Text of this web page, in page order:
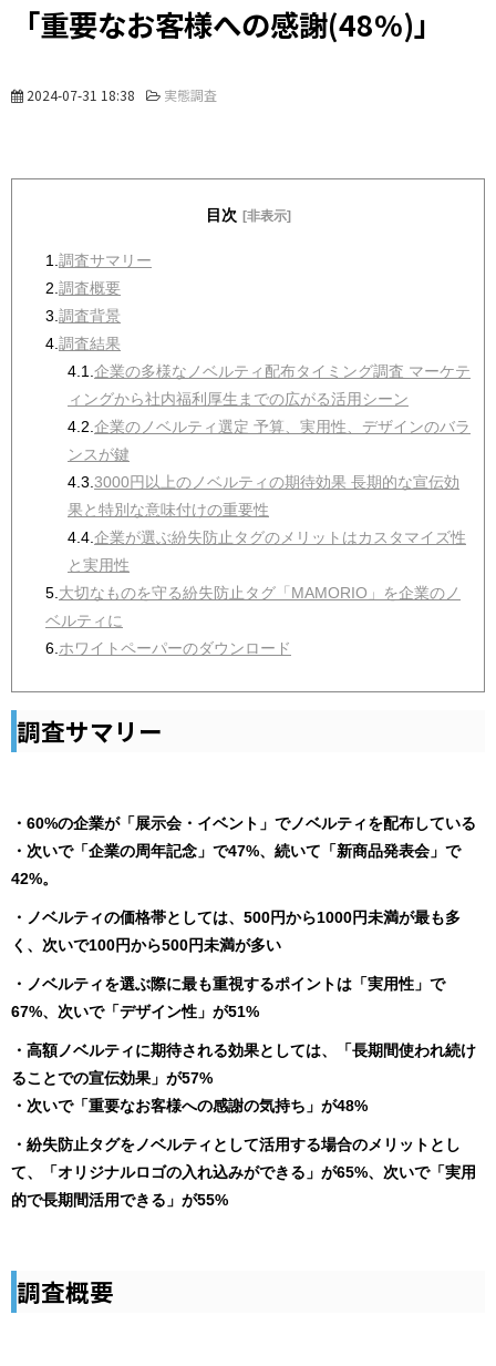
「重要なお客様への感謝(48%)」
2024-07-31 18:38 実態調査
目次 [非表示]
1. 調査サマリー
2. 調査概要
3. 調査背景
4. 調査結果
4.1. 企業の多様なノベルティ配布タイミング調査 マーケテ
ィングから社内福利厚生までの広がる活用シーン
4.2. 企業のノベルティ選定 予算、実用性、デザインのバラ
ンスが鍵
4.3. 3000円以上のノベルティの期待効果 長期的な宣伝効
果と特別な意味付けの重要性
4.4. 企業が選ぶ紛失防止タグのメリットはカスタマイズ性
と実用性
5. 大切なものを守る紛失防止タグ「MAMORIO」を企業のノ
ベルティに
6. ホワイトペーパーのダウンロード
調査サマリー
・60%の企業が「展示会・イベント」でノベルティを配布している
・次いで「企業の周年記念」で47%、続いて「新商品発表会」で
42%。
・ノベルティの価格帯としては、500円から1000円未満が最も多
く、次いで100円から500円未満が多い
・ノベルティを選ぶ際に最も重視するポイントは「実用性」で
67%、次いで「デザイン性」が51%
・高額ノベルティに期待される効果としては、「長期間使われ続け
ることでの宣伝効果」が57%
・次いで「重要なお客様への感謝の気持ち」が48%
・紛失防止タグをノベルティとして活用する場合のメリットとし
て、「オリジナルロゴの入れ込みができる」が65%、次いで「実用
的で長期間活用できる」が55%
調査概要